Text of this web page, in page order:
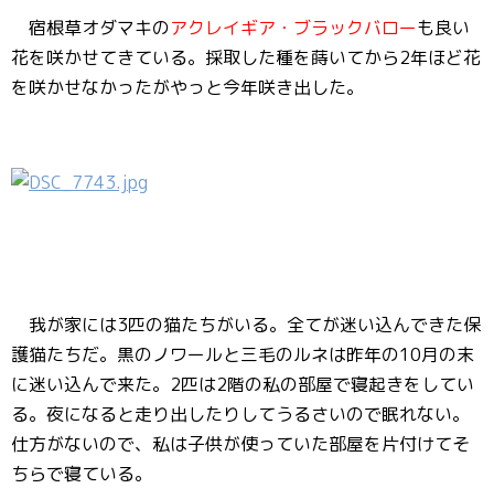
宿根草オダマキのアクレイギア・ブラックバローも良い
花を咲かせてきている。採取した種を蒔いてから2年ほど花
を咲かせなかったがやっと今年咲き出した。
我が家には3匹の猫たちがいる。全てが迷い込んできた保
護猫たちだ。黒のノワールと三毛のルネは昨年の10月の末
に迷い込んで来た。2匹は2階の私の部屋で寝起きをしてい
る。夜になると走り出したりしてうるさいので眠れない。
仕方がないので、私は子供が使っていた部屋を片付けてそ
ちらで寝ている。